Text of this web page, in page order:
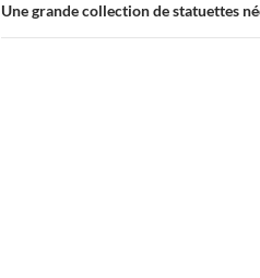
Une grande collection de statuettes